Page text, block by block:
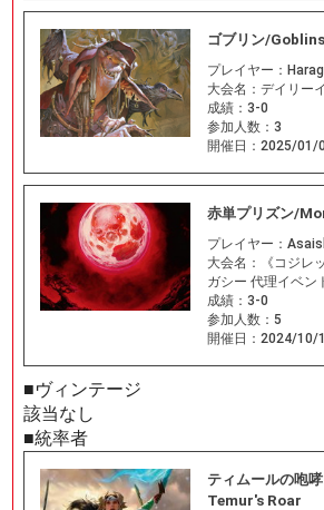
ゴブリン/Goblins
プレイヤー：
大会名： デイリー
成績： 3-0
参加人数： 3
開催日： 2025/01/
赤単プリズン/
プレイヤー：
大会名：
《コジレ
ガシー 代理イベン
成績： 3-0
参加人数： 5
開催日： 2024/10/
■ヴィンテージ
該当なし
■統率者
ティムールの咆
Temur's Roar